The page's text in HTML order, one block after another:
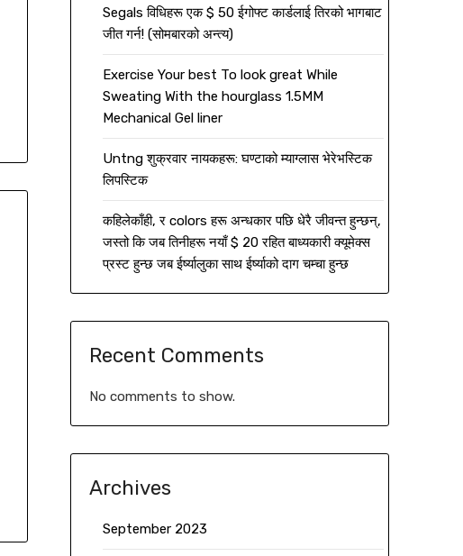
Segals विधिहरू एक $ 50 ईगोफ्ट कार्डलाई तिरको भागबाट
जीत गर्न! (सोमबारको अन्त्य)
Exercise Your best To look great While
Sweating With the hourglass 1.5MM
Mechanical Gel liner
Untng शुक्रवार नायकहरू: घण्टाको म्याग्लास भेरेभस्टिक
लिपस्टिक
कहिलेकाँही, र colors हरू अन्धकार पछि धेरै जीवन्त हुन्छन्,
जस्तो कि जब तिनीहरू नयाँ $ 20 रहित बाध्यकारी क्यूमेक्स
प्रस्ट हुन्छ जब ईर्ष्यालुका साथ ईर्ष्याको दाग चम्चा हुन्छ
Recent Comments
No comments to show.
Archives
September 2023